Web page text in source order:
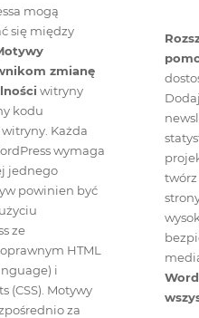
mogą
się między
zmianę
witryny
kodu
Każda
wymaga
jednego
powinien być
ze
HTML
i
(CSS). Motywy
za
twórz